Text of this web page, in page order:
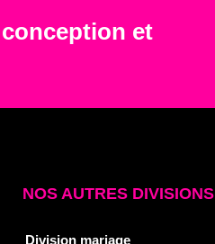
et
NOS AUTRES DIVISIONS
Division mariage